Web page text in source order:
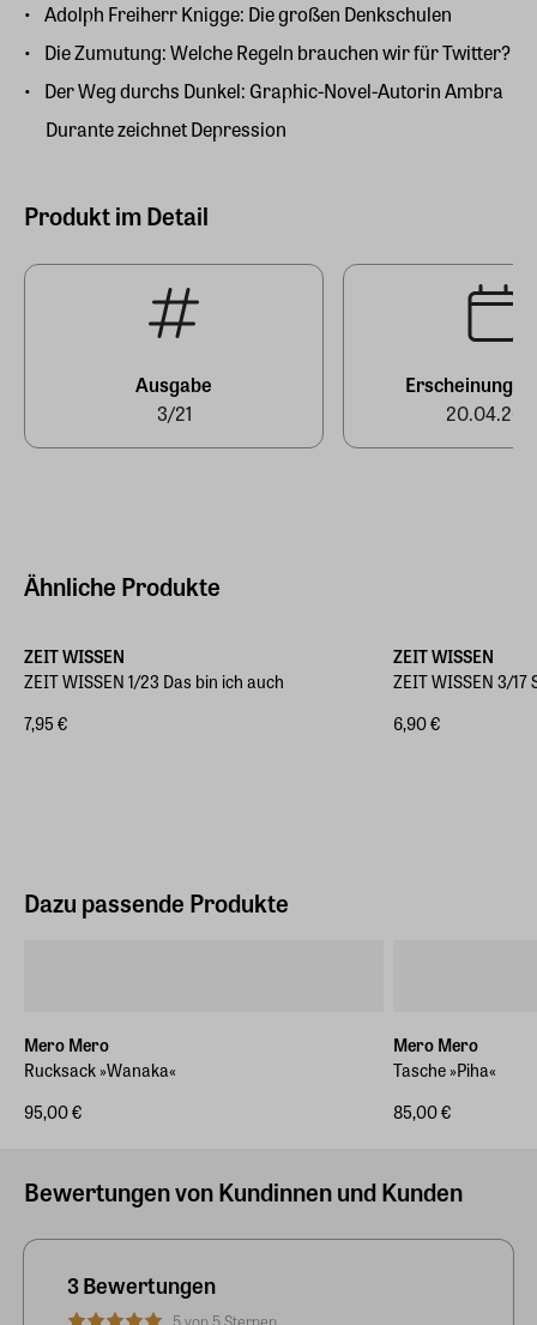
Adolph Freiherr Knigge: Die großen Denkschulen
Die Zumutung: Welche Regeln brauchen wir für Twitter?
Der Weg durchs Dunkel: Graphic-Novel-Autorin Ambra
Durante zeichnet Depression
Produkt im Detail
Ausgabe
3/21
Ähnliche Produkte
ZEIT WISSEN
ZEIT WISSEN 1/23 Das bin ich auch
7,95 €
ZEIT WISSEN
ZEIT WISSEN 3/
6,90 €
Dazu passende Produkte
Mero Mero
Rucksack »Wanaka«
95,00 €
Mero Mero
Tasche »Piha«
85,00 €
Bewertungen von Kundinnen und Kunden
3 Bewertungen